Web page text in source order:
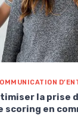
la prise
scoring en